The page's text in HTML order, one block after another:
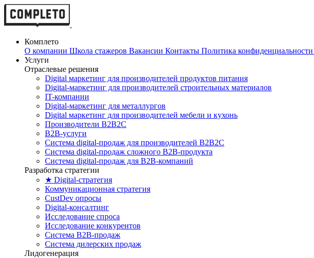
Комплето
О компании Школа стажеров Вакансии Контакты Политика конфиденциальности
Услуги
Отраслевые решения
Digital маркетинг для производителей продуктов питания
Digital-маркетинг для производителей строительных материалов
IT-компании
Digital-маркетинг для металлургов
Digital маркетинг для производителей мебели и кухонь
Производители B2B2C
B2B-услуги
Cистема digital-продаж для производителей B2B2C
Система digital-продаж сложного B2B-продукта
Система digital-продаж для B2B-компаний
Разработка стратегии
★ Digital-стратегия
Коммуникационная стратегия
CustDev опросы
Digital-консалтинг
Исследование спроса
Исследование конкурентов
Система B2B-продаж
Система дилерских продаж
Лидогенерация